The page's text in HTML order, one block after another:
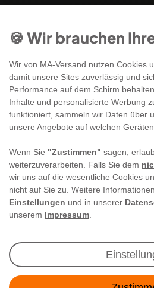
🍪 Wir brauchen
Wir von MA-Versand nutzen Cookies
damit unsere Sites zuverlässig und
Performance auf dem Schirm
Inhalte und personalisierte Werbung
funktioniert, sammeln wir Daten über
unsere Angebote auf welchen Geräten
Wenn Sie "Zustimmen" sagen,
weiterzuverarbeiten. Falls Sie dem
wir uns auf die wesentliche Cookies
nicht auf Sie zu. Weitere
Einstellungen und in unserer
unserem Impressum
Newsletter
Angebote & Rabatte per E-Mail
E-MAIL **
Ich akzeptiere die
** Hierbei handelt